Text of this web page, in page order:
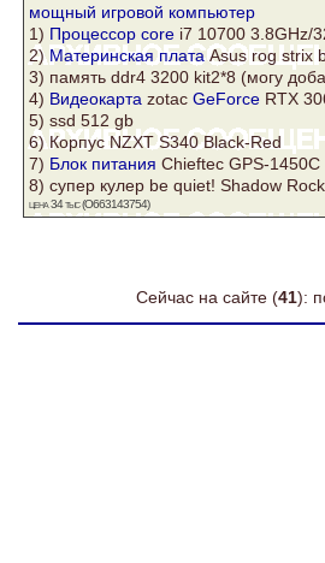
мощный игровой компьютер
1) Процессор core i7 10700 3.8GHz/
2)Материнская плата Asusrog strix
3) память ddr4 3200 kit2*8 (могу
4) Видеокарта zotac GeForce RTX
5) ssd 512 gb
6)КорпусNZXT S340 Black-Red
7) Блок питания Chieftec GPS-1450C
8) супер кулер be quiet! Shadow
цена 34 тыс (О663143754)
Сейчас на сайте (41):